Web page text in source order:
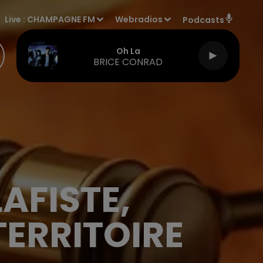
Live : CHAMPAGNE FM Webradios Podcasts
Oh La
BRICE CONRAD